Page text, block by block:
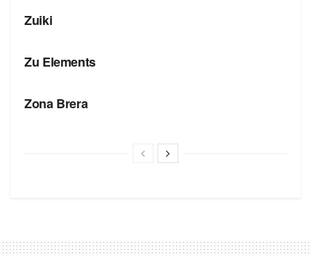
Zuiki
Zu Elements
Zona Brera